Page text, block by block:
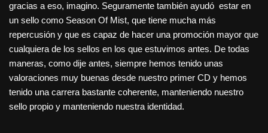
gracias a eso, imagino. Seguramente también ayudó estar en
un sello como Season Of Mist, que tiene mucha más
repercusión y que es capaz de hacer una promoción mayor que
cualquiera de los sellos en los que estuvimos antes. De todas
maneras, como dije antes, siempre hemos tenido unas
valoraciones muy buenas desde nuestro primer CD y hemos
tenido una carrera bastante coherente, manteniendo nuestro
sello propio y manteniendo nuestra identidad.